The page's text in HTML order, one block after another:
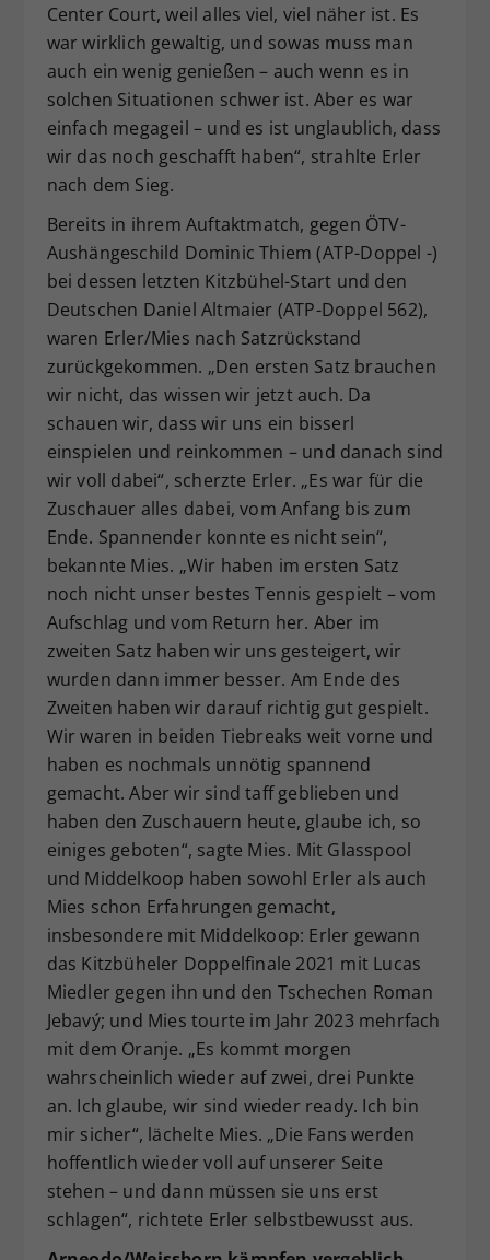
Center Court, weil alles viel, viel näher ist. Es
war wirklich gewaltig, und sowas muss man
auch ein wenig genießen – auch wenn es in
solchen Situationen schwer ist. Aber es war
einfach megageil – und es ist unglaublich, dass
wir das noch geschafft haben“, strahlte Erler
nach dem Sieg.
Bereits in ihrem Auftaktmatch, gegen ÖTV-
Aushängeschild Dominic Thiem (ATP-Doppel -)
bei dessen letzten Kitzbühel-Start und den
Deutschen Daniel Altmaier (ATP-Doppel 562),
waren Erler/Mies nach Satzrückstand
zurückgekommen. „Den ersten Satz brauchen
wir nicht, das wissen wir jetzt auch. Da
schauen wir, dass wir uns ein bisserl
einspielen und reinkommen – und danach sind
wir voll dabei“, scherzte Erler. „Es war für die
Zuschauer alles dabei, vom Anfang bis zum
Ende. Spannender konnte es nicht sein“,
bekannte Mies. „Wir haben im ersten Satz
noch nicht unser bestes Tennis gespielt – vom
Aufschlag und vom Return her. Aber im
zweiten Satz haben wir uns gesteigert, wir
wurden dann immer besser. Am Ende des
Zweiten haben wir darauf richtig gut gespielt.
Wir waren in beiden Tiebreaks weit vorne und
haben es nochmals unnötig spannend
gemacht. Aber wir sind taff geblieben und
haben den Zuschauern heute, glaube ich, so
einiges geboten“, sagte Mies. Mit Glasspool
und Middelkoop haben sowohl Erler als auch
Mies schon Erfahrungen gemacht,
insbesondere mit Middelkoop: Erler gewann
das Kitzbüheler Doppelfinale 2021 mit Lucas
Miedler gegen ihn und den Tschechen Roman
Jebavý; und Mies tourte im Jahr 2023 mehrfach
mit dem Oranje. „Es kommt morgen
wahrscheinlich wieder auf zwei, drei Punkte
an. Ich glaube, wir sind wieder ready. Ich bin
mir sicher“, lächelte Mies. „Die Fans werden
hoffentlich wieder voll auf unserer Seite
stehen – und dann müssen sie uns erst
schlagen“, richtete Erler selbstbewusst aus.